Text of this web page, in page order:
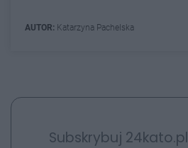
AUTOR: Katarzyna Pachelska
Subskrybuj 24kato.pl